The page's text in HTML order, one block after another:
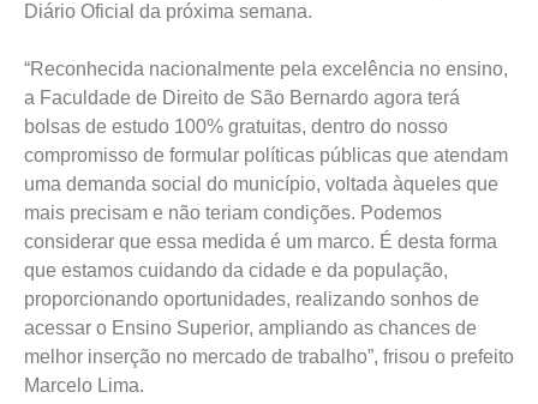
Diário Oficial da próxima semana.
“Reconhecida nacionalmente pela excelência no ensino,
a Faculdade de Direito de São Bernardo agora terá
bolsas de estudo 100% gratuitas, dentro do nosso
compromisso de formular políticas públicas que atendam
uma demanda social do município, voltada àqueles que
mais precisam e não teriam condições. Podemos
considerar que essa medida é um marco. É desta forma
que estamos cuidando da cidade e da população,
proporcionando oportunidades, realizando sonhos de
acessar o Ensino Superior, ampliando as chances de
melhor inserção no mercado de trabalho”, frisou o prefeito
Marcelo Lima.